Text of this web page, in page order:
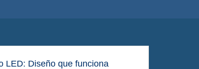
LED: Diseño que funciona